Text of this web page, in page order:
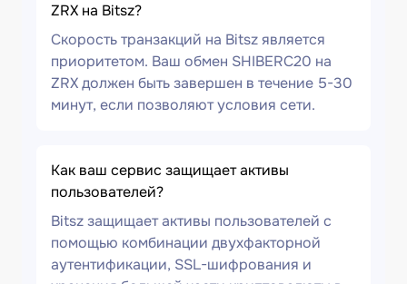
ZRX на Bitsz?
Скорость транзакций на Bitsz является
приоритетом. Ваш обмен SHIBERC20 на
ZRX должен быть завершен в течение 5-30
минут, если позволяют условия сети.
Как ваш сервис защищает активы
пользователей?
Bitsz защищает активы пользователей с
помощью комбинации двухфакторной
аутентификации, SSL-шифрования и